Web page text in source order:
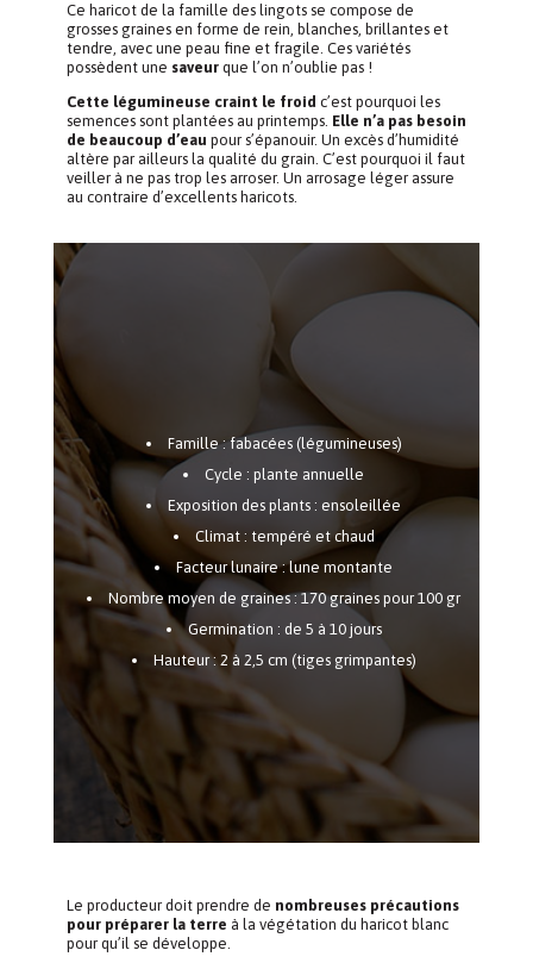
Ce haricot de la famille des lingots se compose de
grosses graines en forme de rein, blanches, brillantes et
tendre, avec une peau fine et fragile. Ces variétés
possèdent une saveurque l’on n’oublie pas !
Cette légumineuse craint le froid c’est pourquoi les
semences sont plantées au printemps. Elle n’a pas besoin
de beaucoup d’eau pour s’épanouir. Un excès d’humidité
altère par ailleurs la qualité du grain. C’est pourquoi il faut
veiller à ne pas trop les arroser. Un arrosage léger assure
au contraire d’excellents haricots.
Famille : fabacées (légumineuses)
Cycle : plante annuelle
Exposition des plants : ensoleillée
Climat : tempéré et chaud
Facteur lunaire : lune montante
Nombre moyen de graines : 170 graines pour 100 gr
Germination : de 5 à 10 jours
Hauteur : 2 à 2,5 cm (tiges grimpantes)
Le producteur doit prendre de nombreuses précautions
pour préparer la terre à la végétation du haricot blanc
pour qu’il se développe.